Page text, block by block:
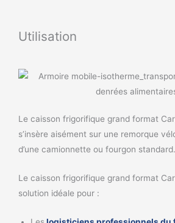
Utilisation
Le caisson frigorifique grand format
s’insère aisément sur une remorque
d’une camionnette ou fourgon standard.
Le caisson frigorifique grand format
solution idéale pour :